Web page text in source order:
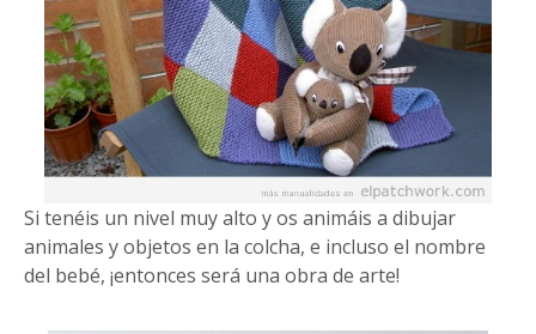
Si tenéis un nivel muy alto y os animáis a dibujar
animales y objetos en la colcha, e incluso el nombre
del bebé, ¡entonces será una obra de arte!